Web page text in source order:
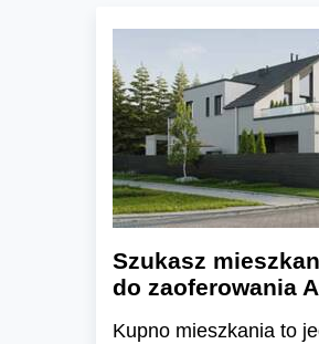
Szukasz
do zaoferowania
Kupno mieszkania to